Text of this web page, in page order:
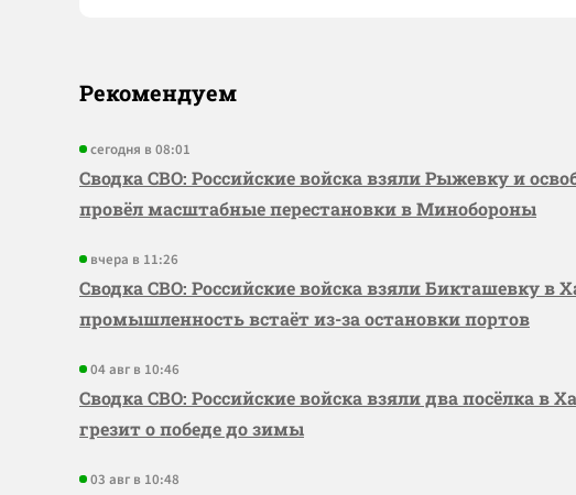
Рекомендуем
сегодня в 08:01
Сводка СВО: Российские войска взяли Рыжевку и
провёл масштабные перестановки в Минобороны
вчера в 11:26
Сводка СВО: Российские войска взяли Бикташевку в
промышленность встаёт из-за остановки портов
04 авг в 10:46
Сводка СВО: Российские войска взяли два посёлка в
грезит о победе до зимы
03 авг в 10:48